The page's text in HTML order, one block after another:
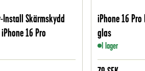
Install Skärmskydd
16 Pro
iPhone 16
glas
I lager